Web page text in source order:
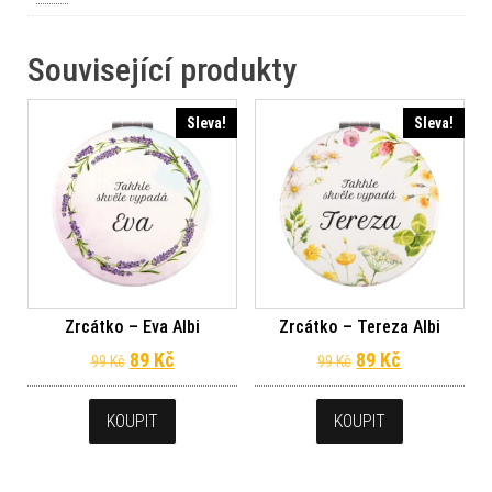
Související produkty
Sleva!
Zrcátko – Eva Albi
99Kč Původní cena byla: 99 Kč.
89 KčAktuální cena je: 89 Kč.
KOUPIT
Sleva!
Zrcátko – Tereza Albi
99Kč Původní cena
89 Kč
KOUPIT